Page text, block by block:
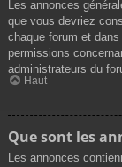
Les annonces
que vous devriez
chaque forum et
permissions
administrateurs du
Haut
Que sont les
Les annonces